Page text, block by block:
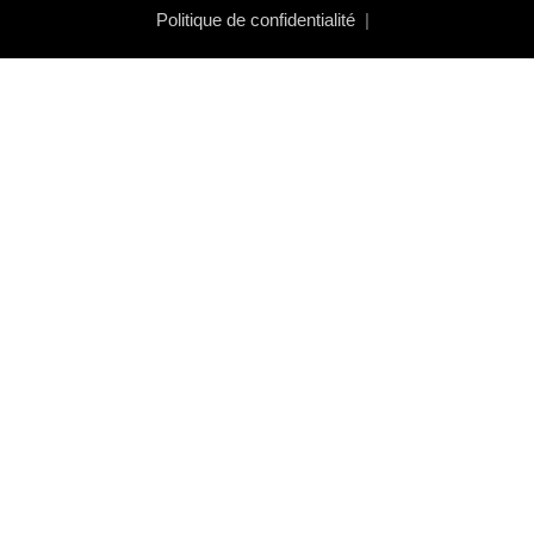
Politique de confidentialité